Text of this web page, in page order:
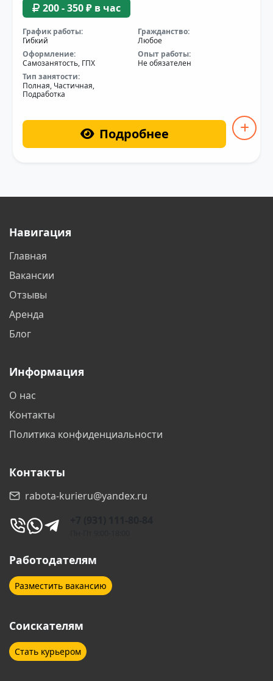
200 - 350 ₽ в час
График работы:
Гибкий
Гражданство:
Любое
Оформление:
Самозанятость, ГПХ
Опыт работы:
Не обязателен
Тип занятости:
Полная, Частичная,
Подработка
Подробнее
Навигация
Главная
Вакансии
Отзывы
Аренда
Блог
Информация
О нас
Контакты
Политика конфиденциальности
Контакты
rabota-kurieru@yandex.ru
Работодателям
Разместить вакансию
Соискателям
Стать курьером